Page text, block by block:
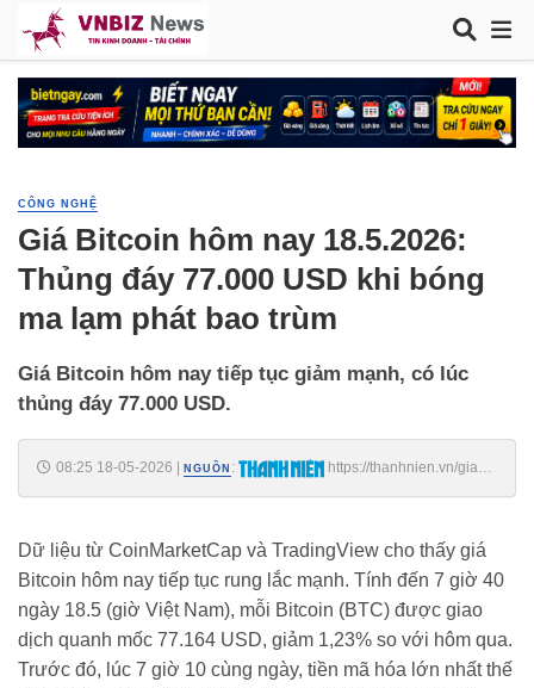
CÔNG NGHỆ
Giá Bitcoin hôm nay 18.5.2026:
Thủng đáy 77.000 USD khi bóng
ma lạm phát bao trùm
Giá Bitcoin hôm nay tiếp tục giảm mạnh, có lúc
thủng đáy 77.000 USD.
08:25 18-05-2026 NGUỒN :
https://thanhnien.vn/gia-
Dữ liệu từ CoinMarketCap và TradingView cho thấy giá
Bitcoin hôm nay tiếp tục rung lắc mạnh. Tính đến 7 giờ 40
ngày 18.5 (giờ Việt Nam), mỗi Bitcoin (BTC) được giao
dịch quanh mốc 77.164 USD, giảm 1,23% so với hôm qua.
Trước đó, lúc 7 giờ 10 cùng ngày, tiền mã hóa lớn nhất thế